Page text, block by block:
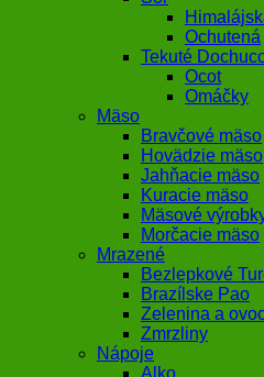
Ochutená
Tekuté
Ocot
Omáčky
Mäso
Bravčové mäso
Hovädzie mäso
Jahňacie mäso
Kuracie mäso
Mäsové
Morčacie mäso
Mrazené
Bezlepkové
Brazílske Pao
Zelenina a
Zmrzliny
Nápoje